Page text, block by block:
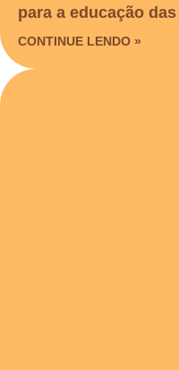
para a educação
CONTINUE LENDO »